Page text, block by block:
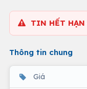
TIN HẾT HẠN
Thông tin chung
Giá